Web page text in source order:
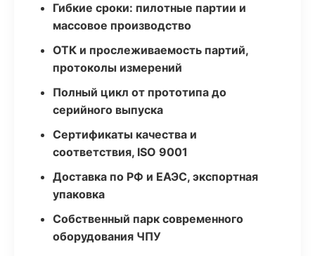
Гибкие сроки: пилотные партии и
массовое производство
ОТК и прослеживаемость партий,
протоколы измерений
Полный цикл от прототипа до
серийного выпуска
Сертификаты качества и
соответствия, ISO 9001
Доставка по РФ и ЕАЭС, экспортная
упаковка
Собственный парк современного
оборудования ЧПУ